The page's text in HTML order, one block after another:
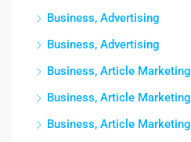
Business, Advertising
Business, Advertising
Business, Article Marketing
Business, Article Marketing
Business, Article Marketing